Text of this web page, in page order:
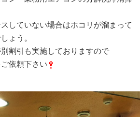
していない場合はホコリが溜まって
ょう。
割引も実施しておりますので
依頼下さい